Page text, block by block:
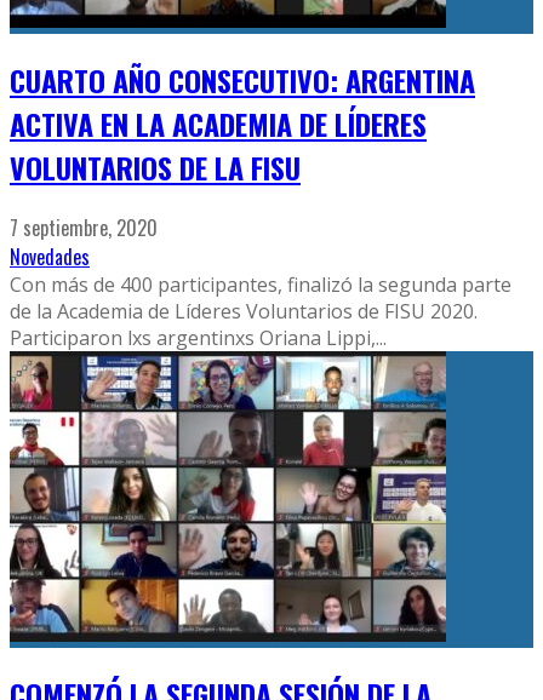
CUARTO AÑO CONSECUTIVO: ARGENTINA
ACTIVA EN LA ACADEMIA DE LÍDERES
VOLUNTARIOS DE LA FISU
7 septiembre, 2020
Novedades
Con más de 400 participantes, finalizó la segunda parte
de la Academia de Líderes Voluntarios de FISU 2020.
Participaron lxs argentinxs Oriana Lippi,...